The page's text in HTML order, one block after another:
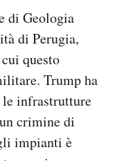
di Geologia
di Perugia,
questo
Trump ha
le infrastrutture
crimine di
impianti è